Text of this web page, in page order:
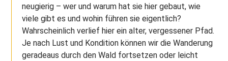
neugierig – wer und warum hat sie hier gebaut, wie
viele gibt es und wohin führen sie eigentlich?
Wahrscheinlich verlief hier ein alter, vergessener Pfad.
Je nach Lust und Kondition können wir die Wanderung
geradeaus durch den Wald fortsetzen oder leicht